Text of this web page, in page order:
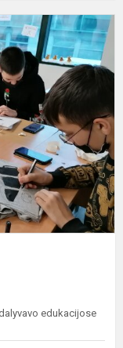
edukacijose